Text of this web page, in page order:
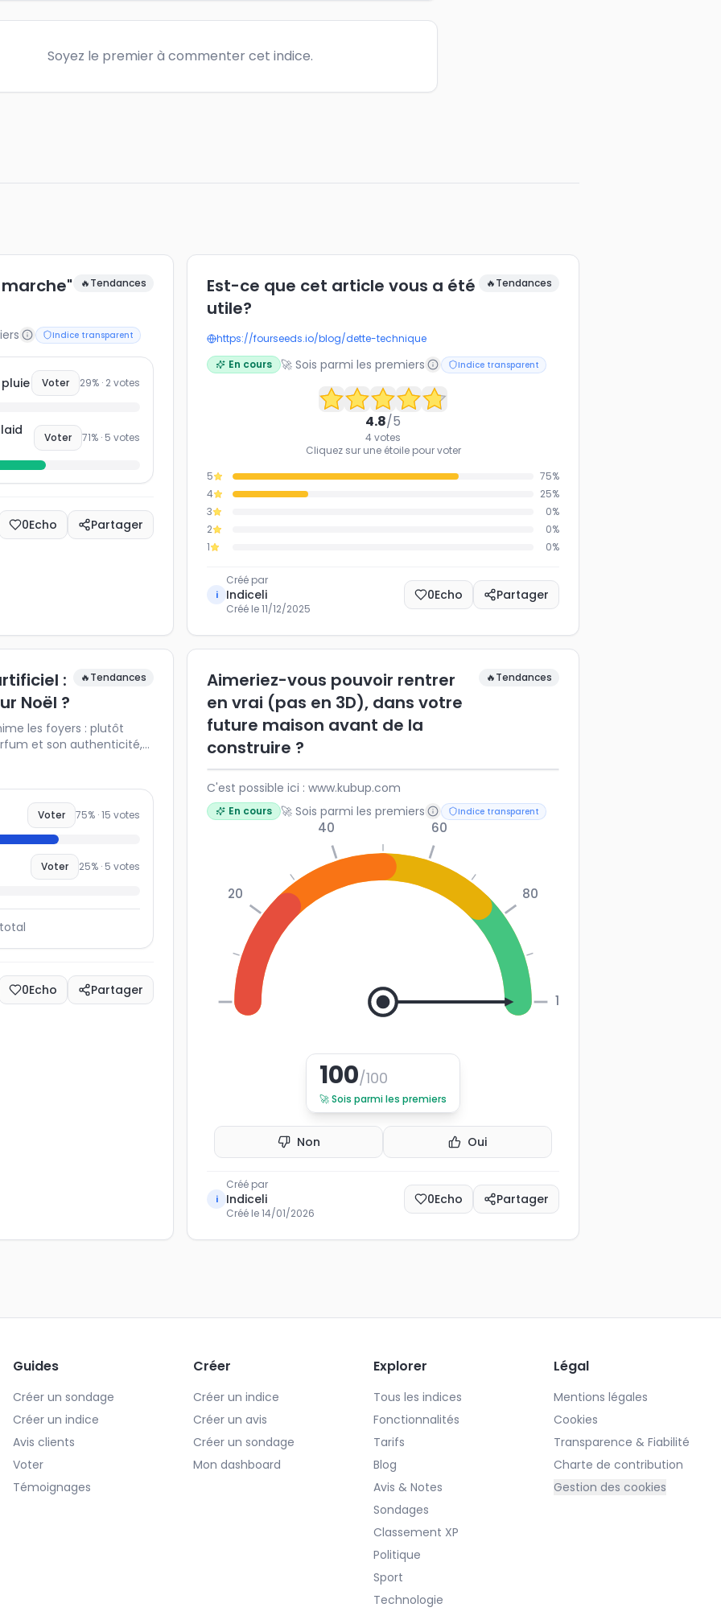
Soyez le premier à commenter cet indice.
🔥Tendances
Indice transparent
Voter 29% · 2votes
Voter 71% · 5 votes
0Echo Partager
Est-ce que cet article vous a été
utile?
🔥Tendances
https://fourseeds.io/blog/dette-technique
En cours
🚀 Sois parmi les premiers Indice transparent
4.8/5
4votes
Cliquez sur une étoile pour voter
5
75%
4
25%
3
0%
2
0%
1
0%
i
Créé par
Indiceli
Créé le11/12/2025
0Echo Partager
:
Noël ?
🔥Tendances
les foyers : plutôt
et son authenticité,
? Partagez votre
positionnent les autres
les tendances de Noël,
de décoration.
Voter 75% ·15 votes
Voter 25% · 5 votes
0Echo Partager
Aimeriez-vous pouvoir rentrer
en vrai (pas en 3D), dans votre
future maison avant de la
construire ?
🔥Tendances
C'est possible ici : www.kubup.com
En cours 🚀 Sois parmi les premiers Indice transparent
20
40 60
80
100
100/100
🚀Sois parmi les premiers
Non Oui
i
Créé par
Indiceli
Créé le14/01/2026
0Echo Partager
Guides
Créer un sondage
Créer un indice
Avis clients
Voter
Témoignages
Créer
Créer un indice
Créer un avis
Créer un sondage
Mon dashboard
Explorer
Tous les indices
Fonctionnalités
Tarifs
Blog
Avis & Notes
Sondages
Classement XP
Politique
Sport
Technologie
Légal
Mentions légales
Cookies
Transparence & Fiabilité
Charte de contribution
Gestion des cookies